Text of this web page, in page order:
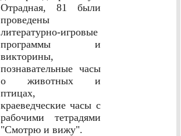
Отрадная, 81
были
проведены
литературно-игровые
программы и
викторины,
познавательные часы
о животных и
птицах,
краеведческие часы с
рабочими тетрадями
"Смотрю и вижу".